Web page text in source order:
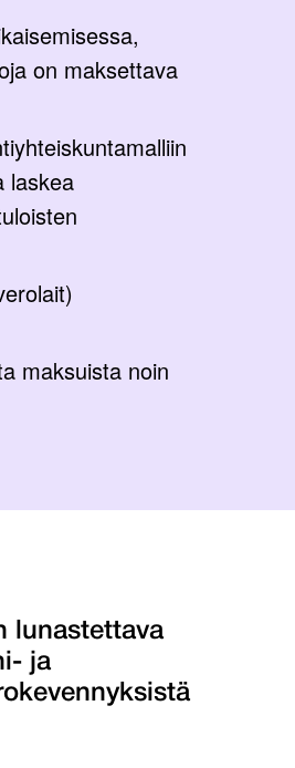
on maksettava
laskea
maksuista noin
lunastettava
ja